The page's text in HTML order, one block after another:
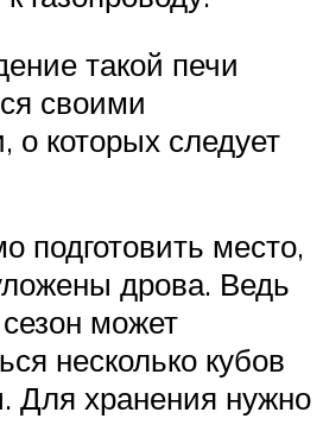
такой печи
своими
о которых следует
подготовить место,
дрова. Ведь
может
несколько кубов
Для хранения нужно